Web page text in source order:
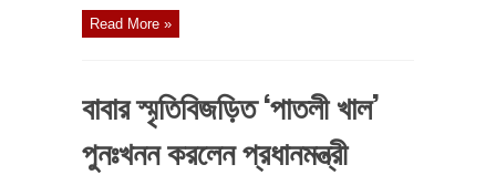
Read More »
বাবার স্মৃতিবিজড়িত ‘পাতলী খাল’
পুনঃখনন করলেন প্রধানমন্ত্রী